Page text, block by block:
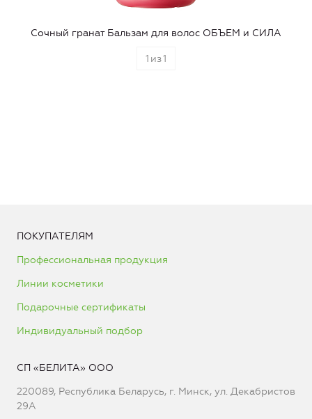
Сочный гранат Бальзам для волос ОБЪЕМ и СИЛА
1 из1
ПОКУПАТЕЛЯМ
Профессиональная продукция
Линии косметики
Подарочные сертификаты
Индивидуальный подбор
СП «БЕЛИТА» ООО
220089, Республика Беларусь, г. Минск, ул. Декабристов
29А